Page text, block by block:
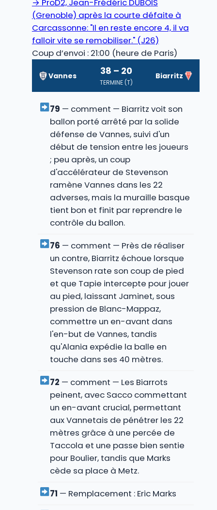
→ ProD2, Jean-Frédéric DUBOIS
(Grenoble) après la courte défaite à
Carcassonne: "Il en reste encore 4, il va
falloir vite se remobiliser." (J26)
Coup d’envoi : 21:00 (heure de Paris)
Vannes 38 – 20
TERMINE (T)
Biarritz
79 — comment — Biarritz voit son
ballon porté arrêté par la solide
défense de Vannes, suivi d'un
début de tension entre les joueurs
; peu après, un coup
d'accélérateur de Stevenson
ramène Vannes dans les 22
adverses, mais la muraille basque
tient bon et finit par reprendre le
contrôle du ballon.
76 — comment — Près de réaliser
un contre, Biarritz échoue lorsque
Stevenson rate son coup de pied
et que Tapie intercepte pour jouer
au pied, laissant Jaminet, sous
pression de Blanc-Mappaz,
commettre un en-avant dans
l'en-but de Vannes, tandis
qu'Alania expédie la balle en
touche dans ses 40 mètres.
72 — comment — Les Biarrots
peinent, avec Sacco commettant
un en-avant crucial, permettant
aux Vannetais de pénétrer les 22
mètres grâce à une percée de
Taccola et une passe bien sentie
pour Boulier, tandis que Marks
cède sa place à Metz.
71 — Remplacement : Eric Marks